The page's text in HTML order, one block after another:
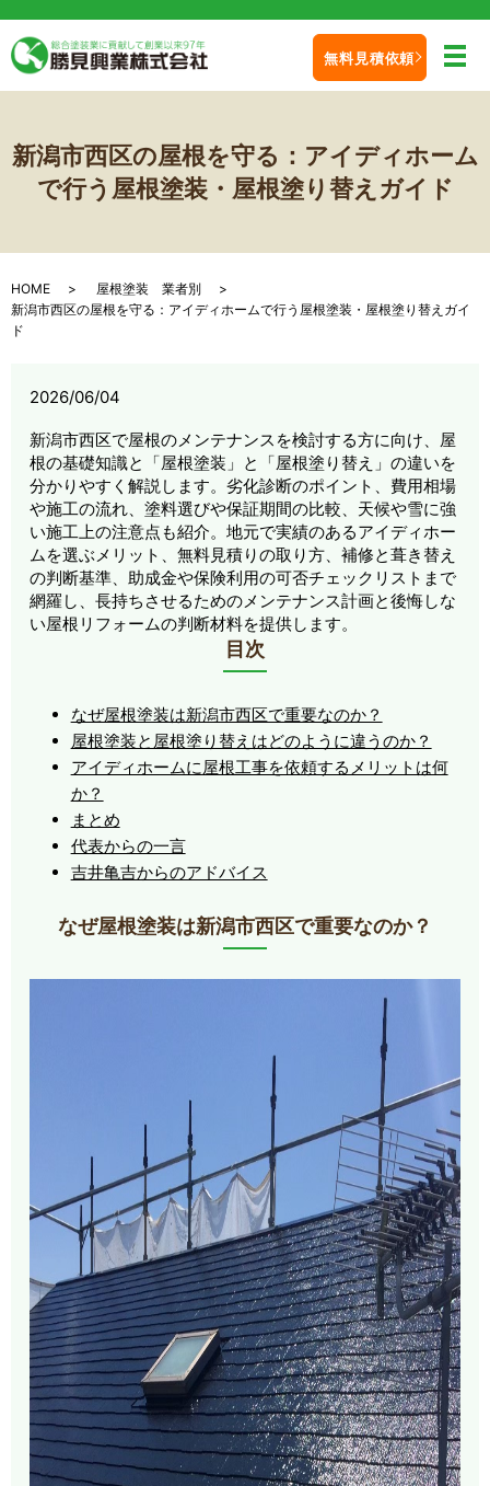
無料見積依頼 メ
新潟市西区の屋根を守る：アイディホーム
で行う屋根塗装・屋根塗り替えガイド
HOME
屋根塗装 業者別
新潟市西区の屋根を守る：アイディホームで行う屋根塗装・屋根塗り替えガイ
ド
2026/06/04
新潟市西区で屋根のメンテナンスを検討する方に向け、屋
根の基礎知識と「屋根塗装」と「屋根塗り替え」の違いを
分かりやすく解説します。劣化診断のポイント、費用相場
や施工の流れ、塗料選びや保証期間の比較、天候や雪に強
い施工上の注意点も紹介。地元で実績のあるアイディホー
ムを選ぶメリット、無料見積りの取り方、補修と葺き替え
の判断基準、助成金や保険利用の可否チェックリストまで
網羅し、長持ちさせるためのメンテナンス計画と後悔しな
い屋根リフォームの判断材料を提供します。
目次
なぜ屋根塗装は新潟市西区で重要なのか？
屋根塗装と屋根塗り替えはどのように違うのか？
アイディホームに屋根工事を依頼するメリットは何
か？
まとめ
代表からの一言
吉井亀吉からのアドバイス
なぜ屋根塗装は新潟市西区で重要なのか？